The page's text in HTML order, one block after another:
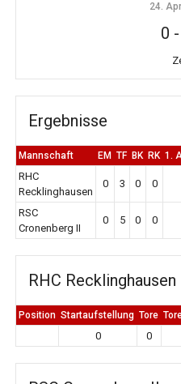
24.
0 -
Ergebnisse
Mannschaft EM TF BK RK 1.
RHC
Recklinghausen
0 3 0 0
RSC
Cronenberg II
0 5 0 0
RHC Recklinghausen
Position Startaufstellung Tore
0 0